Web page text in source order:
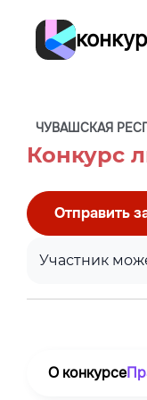
ЧУВАШСКАЯ
Конкурс
Отправить
Участник
О конкурсе